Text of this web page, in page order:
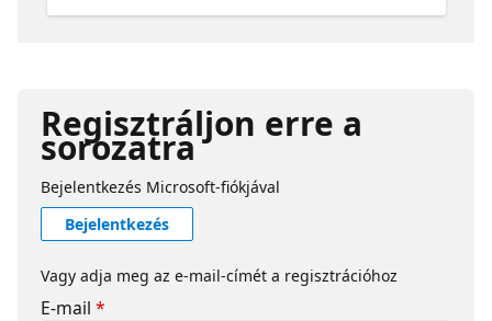
MCP, qué son los servidores Local y Remote
código todavía — el objetivo es que salgas
con el mapa mental completo del
ecosistema.
Regisztráljon erre a
sorozatra
Bejelentkezés Microsoft-fiókjával
Bejelentkezés
Vagy adja meg az e-mail-címét a regisztrációhoz
E-mail *